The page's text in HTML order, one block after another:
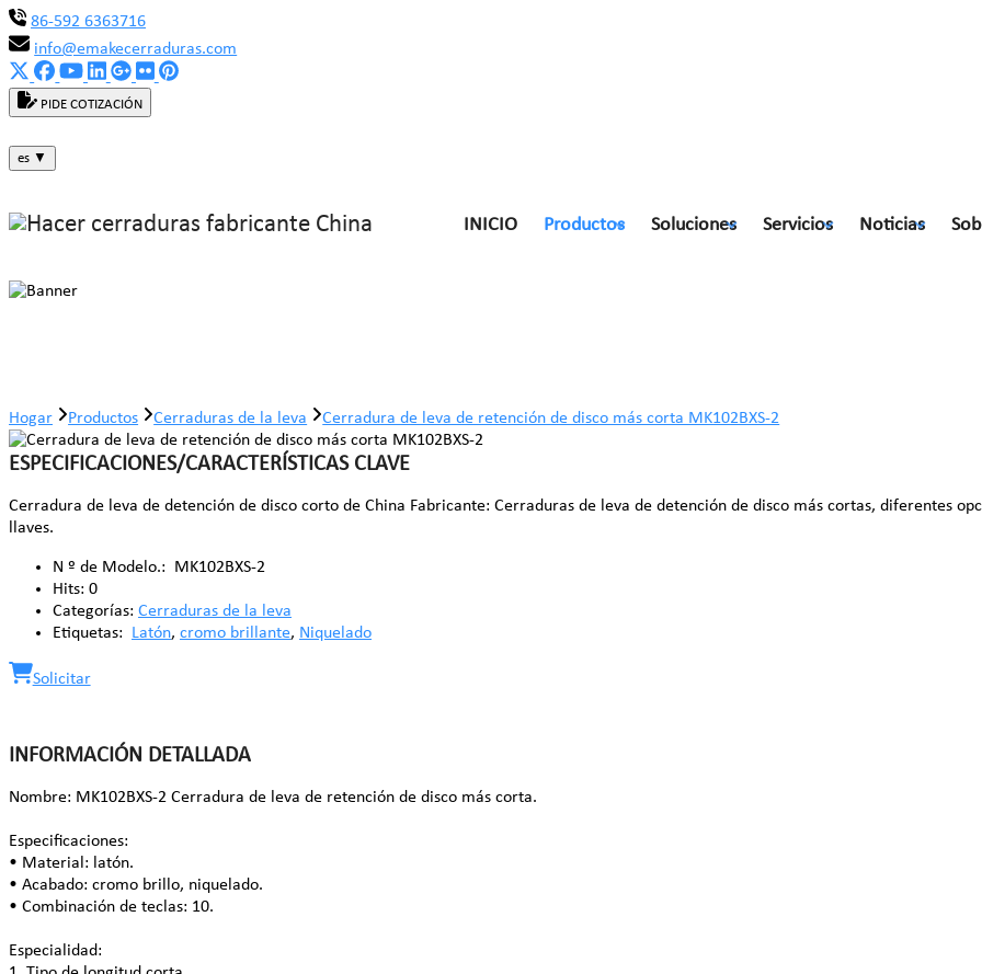
86-592 6363716
info@emakecerraduras.com
PIDE COTIZACIÓN
es ▼
INICIO Productos Soluciones Servicios Noticias
Hogar Productos Cerraduras de la leva Cerradura de leva de retención de disco más corta MK102BXS-2
ESPECIFICACIONES/CARACTERÍSTICAS CLAVE
Cerradura de leva de detención de disco corto de China Fabricante: Cerraduras de leva de detención de disco más cortas, diferentes
llaves.
N º de Modelo.:
MK102BXS-2
Hits: 0
Categorías: Cerraduras de la leva
Etiquetas:
Latón, cromo brillante, Niquelado
Solicitar
INFORMACIÓN DETALLADA
Nombre: MK102BXS-2 Cerradura de leva de retención de disco más corta.
Especificaciones:
• Material: latón.
• Acabado: cromo brillo, niquelado.
• Combinación de teclas: 10.
Especialidad: